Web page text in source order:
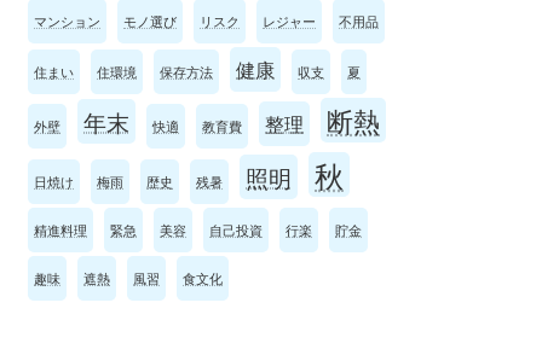
マンション モノ選び リスク レジャー 不用品
住まい 住環境 保存方法 健康 収支 夏
外壁 年末 快適 教育費 整理 断熱
日焼け 梅雨 歴史 残暑 照明 秋
精進料理 緊急 美容 自己投資 行楽 貯金
趣味 遮熱 風習 食文化